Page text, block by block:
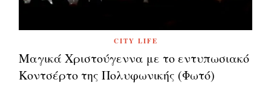
CITY LIFE
Μαγικά Χριστούγεννα με το εντυπωσιακό
Κοντσέρτο της Πολυφωνικής (Φωτό)